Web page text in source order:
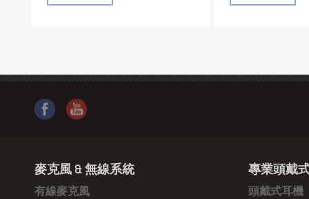
麥克風 & 無線系統
有線麥克風
專業頭戴
頭戴式耳機